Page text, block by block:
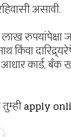
असावी.
लाख रुपयांपेक्षा
किंवा
कार्ड, बँक
apply